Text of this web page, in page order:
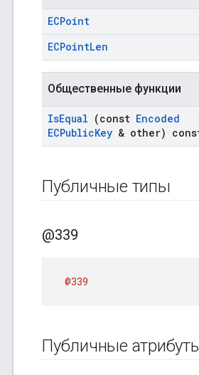
ECPoint
ECPointLen
Общественные функции
IsEqual (const Encoded
ECPublicKey & other)
Публичные типы
@339
@339
Публичные